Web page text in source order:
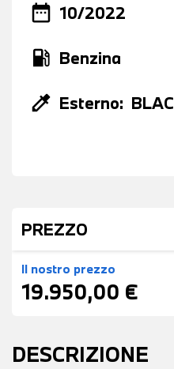
date_range 10/2022
local_gas_station Benzina
colorize Esterno:
PREZZO
Il nostro prezzo
19.950,00 €
DESCRIZIONE